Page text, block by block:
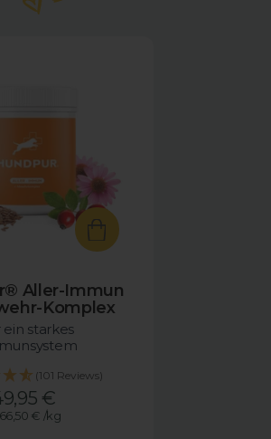
Aller-Immun
Komplex
ein starkes
(101 Reviews)
€
€ /kg